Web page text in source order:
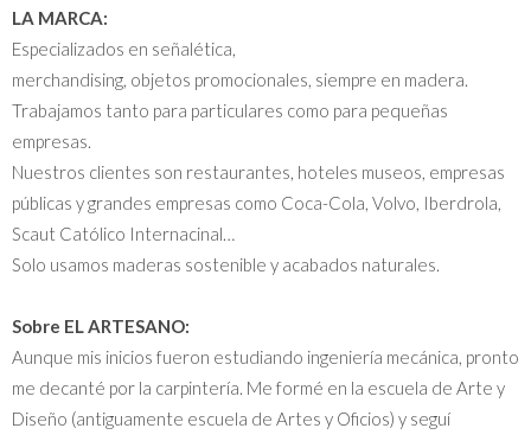
LA MARCA:
Especializados en señalética,
merchandising, objetos promocionales, siempre en madera.
Trabajamos tanto para particulares como para pequeñas
empresas.
Nuestros clientes son restaurantes, hoteles museos, empresas
públicas y grandes empresas como Coca-Cola, Volvo, Iberdrola,
Scaut Católico Internacinal…
Solo usamos maderas sostenible y acabados naturales.
Sobre EL ARTESANO:
Aunque mis inicios fueron estudiando ingeniería mecánica, pronto
me decanté por la carpintería. Me formé en la escuela de Arte y
Diseño (antiguamente escuela de Artes y Oficios) y seguí